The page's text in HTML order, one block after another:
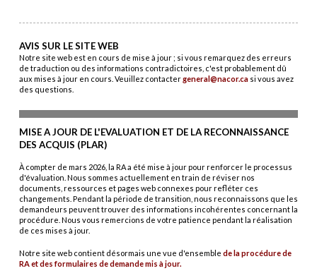
AVIS SUR LE SITE WEB
Notre site web est en cours de mise à jour ; si vous remarquez des erreurs
de traduction ou des informations contradictoires, c'est probablement dû
aux mises à jour en cours. Veuillez contactergeneral@nacor.casi vous avez
des questions.
MISE A JOUR DE L'EVALUATION ET DE LA RECONNAISSANCE
DES ACQUIS (PLAR)
À compter de mars 2026, la RA a été mise à jour pour renforcer le processus
d'évaluation. Nous sommes actuellement en train de réviser nos
documents, ressources et pages web connexes pour refléter ces
changements. Pendant la période de transition, nous reconnaissons que les
demandeurs peuvent trouver des informations incohérentes concernant la
procédure. Nous vous remercions de votre patience pendant la réalisation
de ces mises à jour.
Notre site web contient désormais une vue d'ensemble de la procédure de
RA et des formulaires de demande mis à jour.